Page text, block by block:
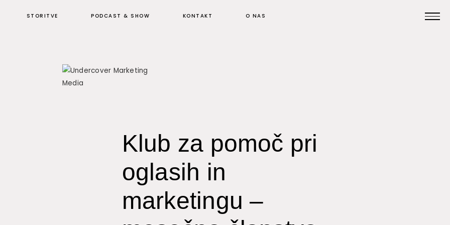
STORITVE PODCAST & SHOW KONTAKT O NAS
Kontakt
Klub za pomoč pri
oglasih in
marketingu –